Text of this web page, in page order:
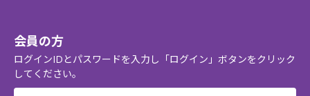
会員の方
ログインIDとパスワードを入力し「ログイン」ボタンをクリック
してください。